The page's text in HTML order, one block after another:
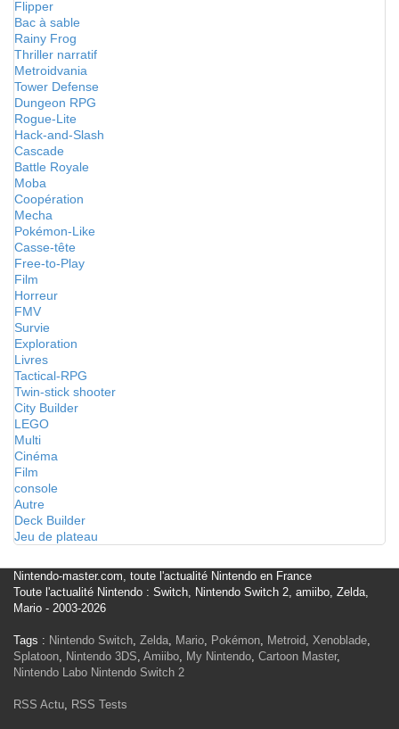
Flipper
Bac à sable
Rainy Frog
Thriller narratif
Metroidvania
Tower Defense
Dungeon RPG
Rogue-Lite
Hack-and-Slash
Cascade
Battle Royale
Moba
Coopération
Mecha
Pokémon-Like
Casse-tête
Free-to-Play
Film
Horreur
FMV
Survie
Exploration
Livres
Tactical-RPG
Twin-stick shooter
City Builder
LEGO
Multi
Cinéma
Film
console
Autre
Deck Builder
Jeu de plateau
Nintendo-master.com, toute l'actualité Nintendo en France
Toute l'actualité Nintendo : Switch, Nintendo Switch 2, amiibo, Zelda,
Mario - 2003-2026
Tags : Nintendo Switch, Zelda, Mario, Pokémon, Metroid, Xenoblade,
Splatoon, Nintendo 3DS, Amiibo, My Nintendo, Cartoon Master,
Nintendo Labo Nintendo Switch 2
RSS Actu, RSS Tests